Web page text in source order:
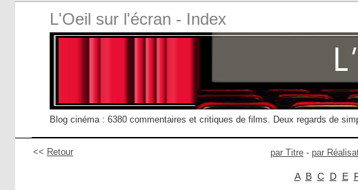
L'Oeil sur l'écran - Index
Blog cinéma : 6380 commentaires et critiques de films. Deux regards de
<< Retour par Titre - par
A B C D E